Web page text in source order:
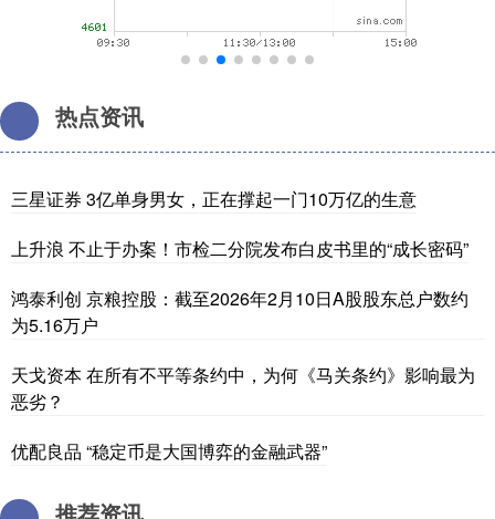
热点资讯
三星证券 3亿单身男女，正在撑起一门10万亿的生意
上升浪 不止于办案！市检二分院发布白皮书里的“成长密码”
鸿泰利创 京粮控股：截至2026年2月10日A股股东总户数约
为5.16万户
天戈资本 在所有不平等条约中，为何《马关条约》影响最为
恶劣？
优配良品 “稳定币是大国博弈的金融武器”
推荐资讯